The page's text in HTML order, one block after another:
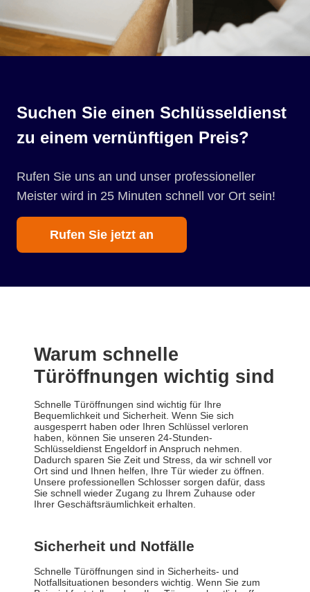
Suchen Sie einen Schlüsseldienst
zu einem vernünftigen Preis?
Rufen Sie uns an und unser professioneller
Meister wird in 25 Minuten schnell vor Ort sein!
Rufen Sie jetzt an
Warum schnelle
Türöffnungen wichtig sind
Schnelle Türöffnungen sind wichtig für Ihre
Bequemlichkeit und Sicherheit. Wenn Sie sich
ausgesperrt haben oder Ihren Schlüssel verloren
haben, können Sie unseren 24-Stunden-
Schlüsseldienst Engeldorf in Anspruch nehmen.
Dadurch sparen Sie Zeit und Stress, da wir schnell vor
Ort sind und Ihnen helfen, Ihre Tür wieder zu öffnen.
Unsere professionellen Schlosser sorgen dafür, dass
Sie schnell wieder Zugang zu Ihrem Zuhause oder
Ihrer Geschäftsräumlichkeit erhalten.
Sicherheit und Notfälle
Schnelle Türöffnungen sind in Sicherheits- und
Notfallsituationen besonders wichtig. Wenn Sie zum